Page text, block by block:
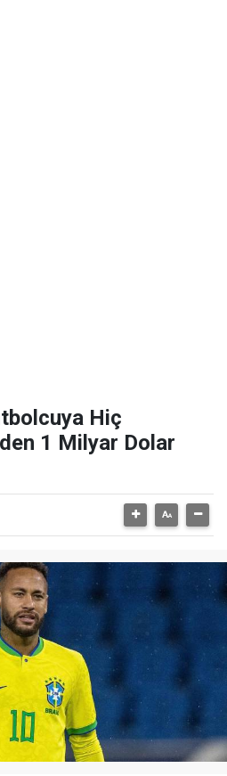
Hiç
1 Milyar Dolar